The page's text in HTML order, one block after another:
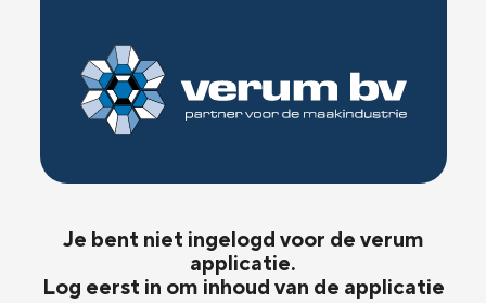
Je bent niet ingelogd voor de verum
applicatie.
Log eerst in om inhoud van de applicatie